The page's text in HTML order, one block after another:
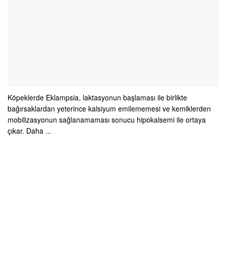
Köpeklerde Eklampsia, laktasyonun başlaması ile birlikte
bağırsaklardan yeterince kalsiyum emilememesi ve kemiklerden
mobilizasyonun sağlanamaması sonucu hipokalsemi ile ortaya
çıkar. Daha ...